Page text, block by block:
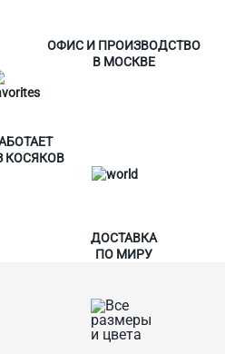
ОФИС И ПРОИЗВОДСТВО
В МОСКВЕ
КОСЯКОВ
ДОСТАВКА
ПО МИРУ